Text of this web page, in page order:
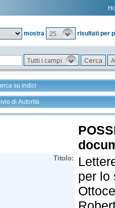
mostra
25 risultati per
Tutti i campi
su indici
di Autorità